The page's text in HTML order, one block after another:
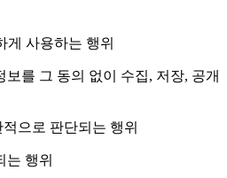
사용하는 행위
를 그 동의 없이 수집, 저장, 공개
으로 판단되는 행위
행위